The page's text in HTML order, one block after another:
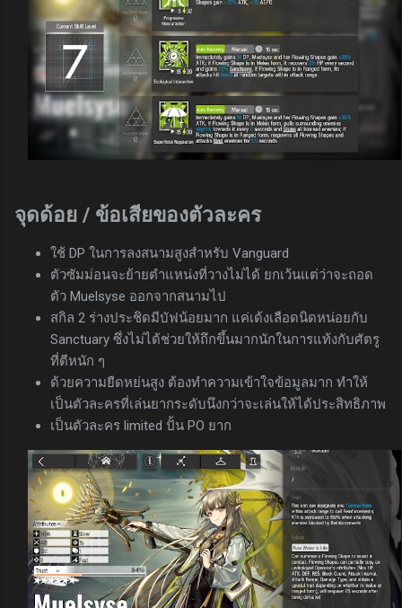
จุดด้อย / ข้อเสียของตัวละคร
ใช้ DP ในการลงสนามสูงสำหรับ Vanguard
ตัวซัมม่อนจะย้ายตำแหน่งที่วางไม่ได้ ยกเว้นแต่ว่าจะถอด
ตัว Muelsyse ออกจากสนามไป
สกิล 2 ร่างประชิดมีบัฟน้อยมาก แค่เด้งเลือดนิดหน่อยกับ
Sanctuary ซึ่งไม่ได้ช่วยให้ถึกขึ้นมากนักในการแท้งกับศัตรู
ที่ตีหนัก ๆ
ด้วยความยืดหย่นสูง ต้องทำความเข้าใจข้อมูลมาก ทำให้
เป็นตัวละครที่เล่นยากระดับนึงกว่าจะเล่นให้ได้ประสิทธิภาพ
เป็นตัวละคร limited ปั้น PO ยาก